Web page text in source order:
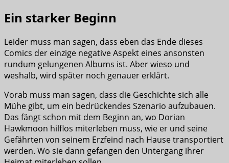
Ein starker Beginn
Leider muss man sagen, dass eben das Ende dieses
Comics der einzige negative Aspekt eines ansonsten
rundum gelungenen Albums ist. Aber wieso und
weshalb, wird später noch genauer erklärt.
Vorab muss man sagen, dass die Geschichte sich alle
Mühe gibt, um ein bedrückendes Szenario aufzubauen.
Das fängt schon mit dem Beginn an, wo Dorian
Hawkmoon hilflos miterleben muss, wie er und seine
Gefährten von seinem Erzfeind nach Hause transportiert
werden. Wo sie dann gefangen den Untergang ihrer